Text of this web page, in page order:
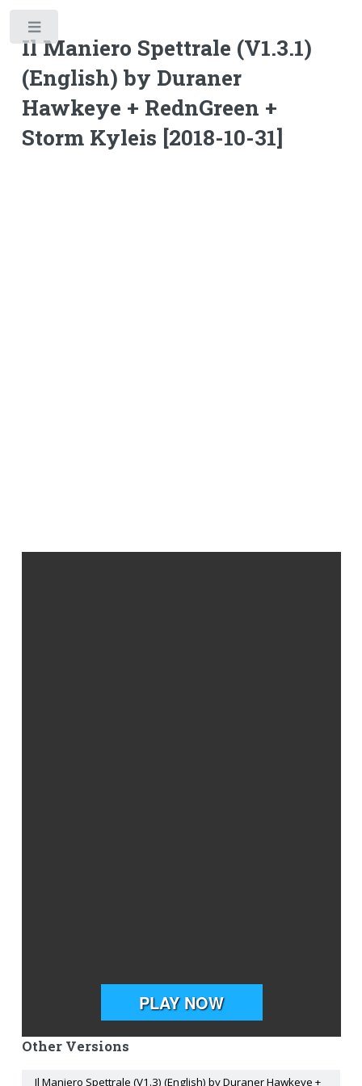
Il Maniero Spettrale (V1.3.1)
(English) by Duraner
Hawkeye + RednGreen +
Storm Kyleis [2018-10-31]
Other Versions
Il Maniero Spettrale (V1.3) (English) by Duraner Hawkeye +